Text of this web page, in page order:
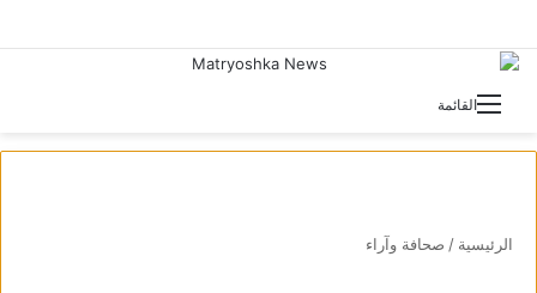
القائمة
الرئيسية / صحافة وآراء